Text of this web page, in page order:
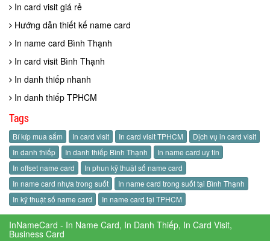
In card visit giá rẻ
Hướng dẫn thiết kế name card
In name card Bình Thạnh
In card visit Bình Thạnh
In danh thiếp nhanh
In danh thiếp TPHCM
Tags
Bí kíp mua sắm In card visit In card visit TPHCM
Dịch vụ in card visit
In danh thiếp
In danh thiếp Bình Thạnh
In name card uy tín
In offset name card
In phun kỹ thuật số name card
In name card nhựa trong suốt
In name card trong suốt tại Bình Thạnh
In kỹ thuật số name card
In name card tại TPHCM
InNameCard - In Name Card, In Danh Thiếp, In Card Visit,
Business Card